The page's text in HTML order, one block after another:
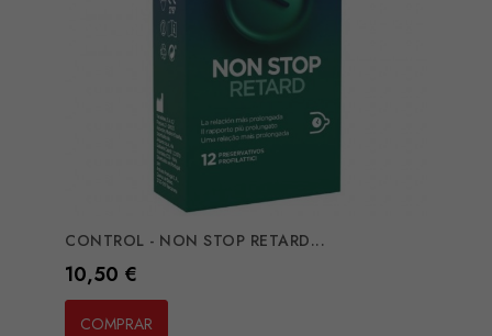
CONTROL - NON STOP RETARD...
Preço
10,50 €
COMPRAR